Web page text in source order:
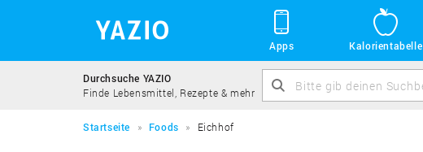
Apps Kalorientabelle
Durchsuche YAZIO
Finde Lebensmittel, Rezepte & mehr
Startseite Foods Eichhof